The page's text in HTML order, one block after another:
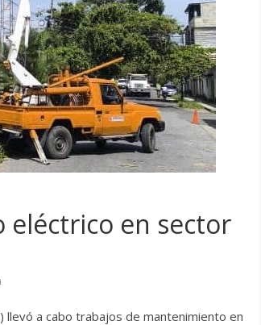
eléctrico en sector
llevó a cabo trabajos de mantenimiento en